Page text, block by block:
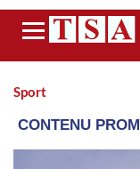
Menu
Sport